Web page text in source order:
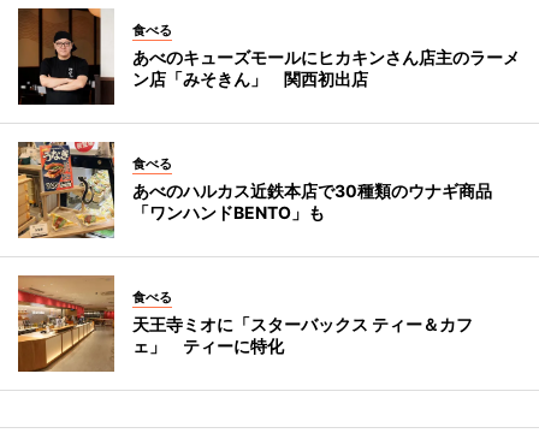
食べる
あべのキューズモールにヒカキンさん店主のラーメ
ン店「みそきん」 関西初出店
食べる
あべのハルカス近鉄本店で30種類のウナギ商品
「ワンハンドBENTO」も
食べる
天王寺ミオに「スターバックス ティー＆カフ
ェ」 ティーに特化